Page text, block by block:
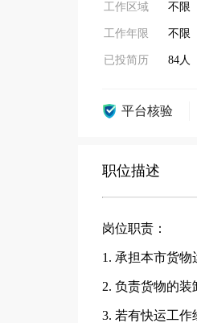
工作区域 不限
工作年限 不限
已投简历 84人
平台核验
职位描述
岗位职责：
1. 承担本市货物
2. 负责货物的装
3. 若有快运工作